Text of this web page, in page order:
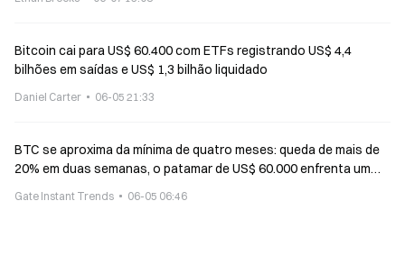
Bitcoin cai para US$ 60.400 com ETFs registrando US$ 4,4
bilhões em saídas e US$ 1,3 bilhão liquidado
Daniel Carter 06-05 21:33
BTC se aproxima da mínima de quatro meses: queda de mais de
20% em duas semanas, o patamar de US$ 60.000 enfrenta um
Gate Instant Trends 06-05 06:46